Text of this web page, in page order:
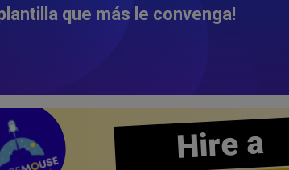
plantilla que más le convenga!
Hire a